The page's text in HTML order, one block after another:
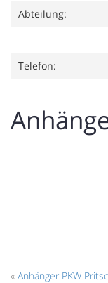
Abteilung:
Telefon:
« Anhänger PKW